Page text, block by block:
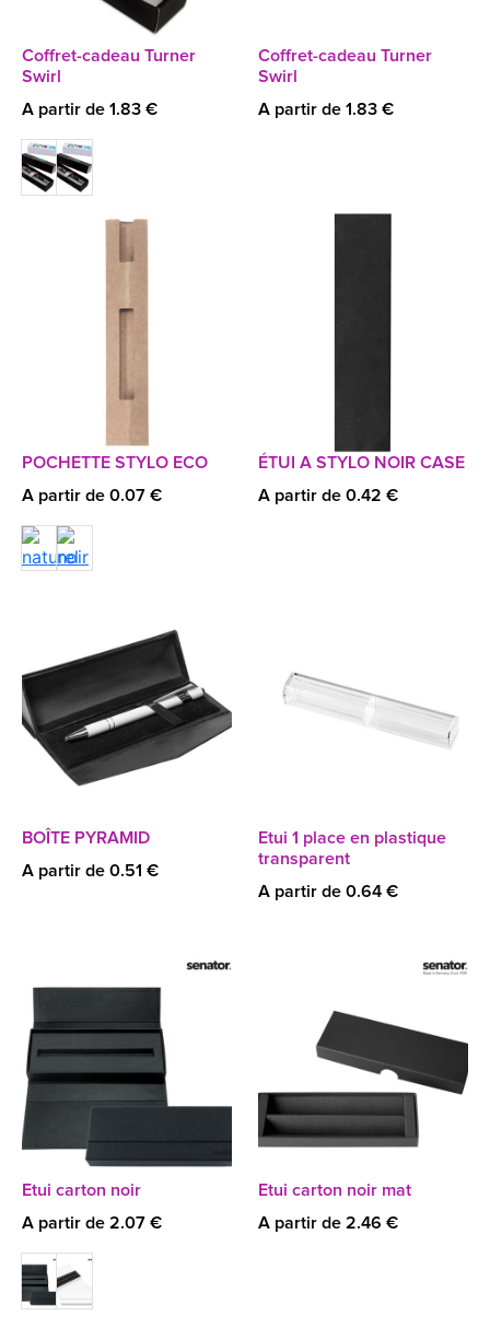
Coffret-cadeau Turner
Swirl
A partir de 1.83 €
Coffret-cadeau Turner
Swirl
A partir de 1.83 €
POCHETTE STYLO ECO
A partir de 0.07 €
ÉTUI A STYLO NOIR CASE
A partir de 0.42 €
BOÎTE PYRAMID
A partir de 0.51 €
Etui 1 place en plastique
transparent
A partir de 0.64 €
Etui carton noir
A partir de 2.07 €
Etui carton noir mat
A partir de 2.46 €